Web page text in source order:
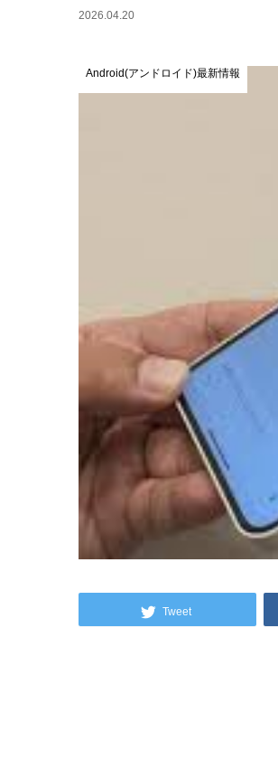
2026.04.20
Android(アンドロイド)最新情報
Tweet